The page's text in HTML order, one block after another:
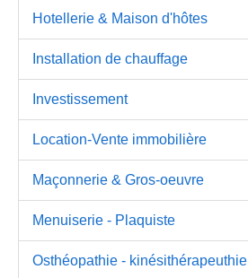
Hotellerie & Maison d'hôtes
Installation de chauffage
Investissement
Location-Vente immobilière
Maçonnerie & Gros-oeuvre
Menuiserie - Plaquiste
Osthéopathie - kinésithérapeuthie